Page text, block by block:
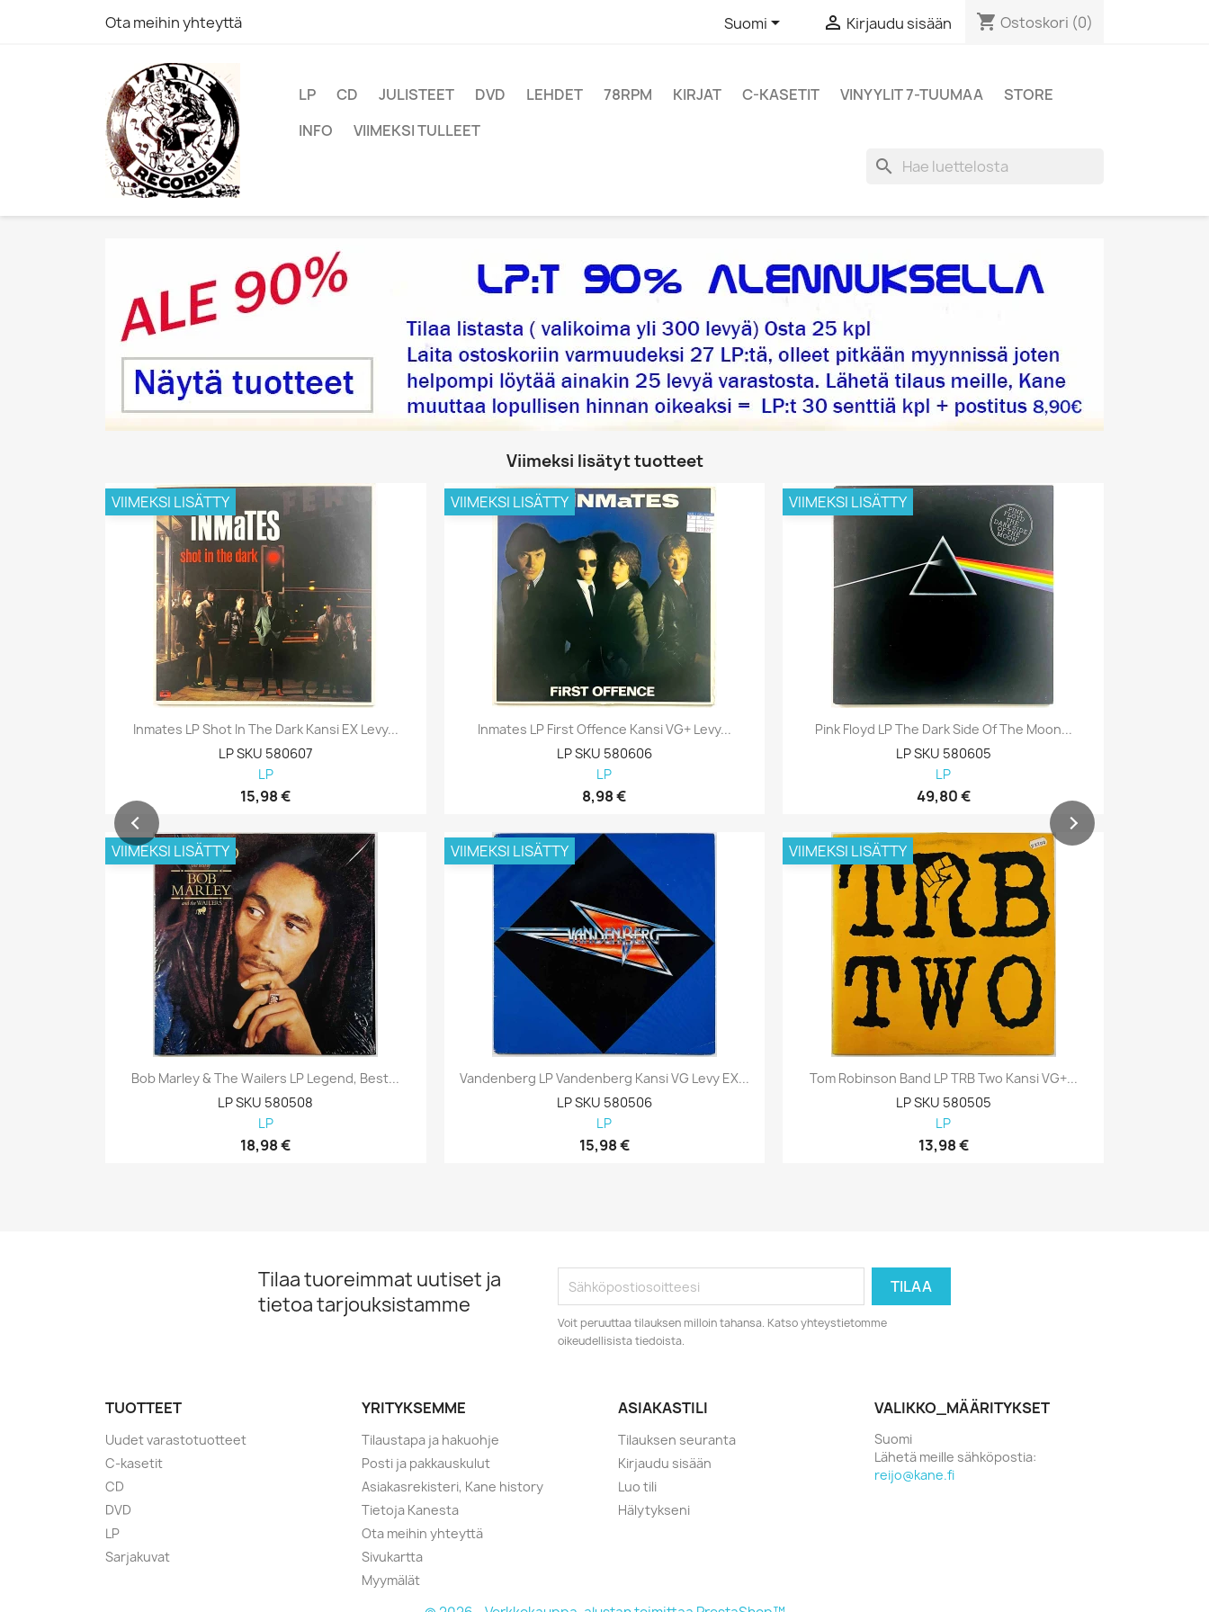
Ota meihin yhteyttä Suomi  Kirjaudu sisään shopping_cart Ostoskori (0)
LP CD JULISTEET DVD LEHDET 78RPM KIRJAT C-KASETIT VINYYLIT 7-TUUMAA
STORE
INFO
VIIMEKSI TULLEET
search
Viimeksi lisätyt tuotteet
Inmates LP Shot In The Dark Kansi EX Levy...
LP SKU 580607
LP
15,98 €
VIIMEKSI LISÄTTY
Bob Marley & The Wailers LP Legend, Best...
LP SKU 580508
LP
18,98 €
VIIMEKSI LISÄTTY
Inmates LP First Offence Kansi VG+ Levy...
LP SKU 580606
LP
8,98 €
VIIMEKSI LISÄTTY
Vandenberg LP Vandenberg Kansi VG Levy EX...
LP SKU 580506
LP
15,98 €
VIIMEKSI LISÄTTY
Pink Floyd LP The Dark Side Of The Moon...
LP SKU 580605
LP
49,80 €
VIIMEKSI LISÄTTY
Tom Robinson Band LP TRB Two Kansi VG+...
LP SKU 580505
LP
13,98 €
VIIMEKSI LISÄTTY
Tilaa tuoreimmat uutiset ja
tietoa tarjouksistamme
Voit peruuttaa tilauksen milloin tahansa. Katso yhteystietomme
oikeudellisista tiedoista.
TUOTTEET
Uudet varastotuotteet
C-kasetit
CD
DVD
LP
Sarjakuvat
YRITYKSEMME
Tilaustapa ja hakuohje
Posti ja pakkauskulut
Asiakasrekisteri, Kane history
Tietoja Kanesta
Ota meihin yhteyttä
Sivukartta
Myymälät
ASIAKASTILI
Tilauksen seuranta
Kirjaudu sisään
Luo tili
Hälytykseni
VALIKKO_MÄÄRITYKSET
Suomi
Lähetä meille sähköpostia:
reijo@kane.fi